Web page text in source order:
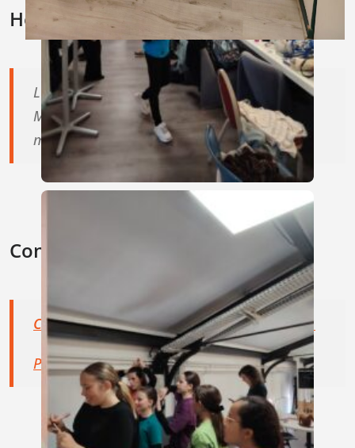
Horaires secrétariat
Lundi : 14h-18h
Mardi : 14h - 17h30
mercredi et jeudi : 14h - 18h30
Consulter
Consulter le règlement intérieur (PDF)
Politique de confidentialité